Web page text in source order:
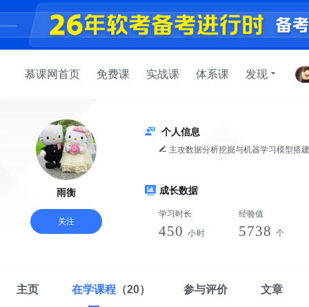
慕课网首页 免费课 实战课 体系课 发现
雨衡
关注
个人信息
成长数据
学习时长
450 小时
经验值
5738 个
主页 在学课程 （20） 参与评价 文章